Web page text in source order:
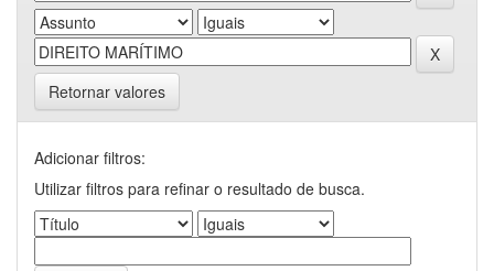
Retornar valores
Adicionar filtros:
Utilizar filtros para refinar o resultado de busca.